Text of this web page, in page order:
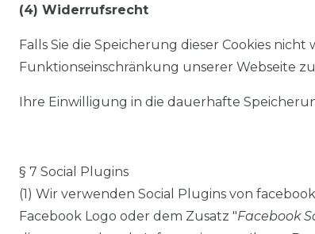
(4) Widerrufsrecht
Falls Sie die Speicherung dieser Cookies
Funktionseinschränkung unserer Webseite
Ihre Einwilligung in die dauerhafte
§ 7 Social Plugins
(1) Wir verwenden Social Plugins von
Facebook Logo oder dem Zusatz "Facebook